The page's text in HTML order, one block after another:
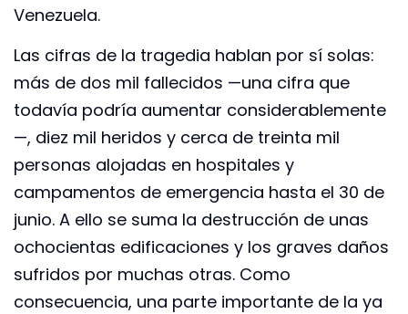
Venezuela.
Las cifras de la tragedia hablan por sí solas:
más de dos mil fallecidos —una cifra que
todavía podría aumentar considerablemente
—, diez mil heridos y cerca de treinta mil
personas alojadas en hospitales y
campamentos de emergencia hasta el 30 de
junio. A ello se suma la destrucción de unas
ochocientas edificaciones y los graves daños
sufridos por muchas otras. Como
consecuencia, una parte importante de la ya